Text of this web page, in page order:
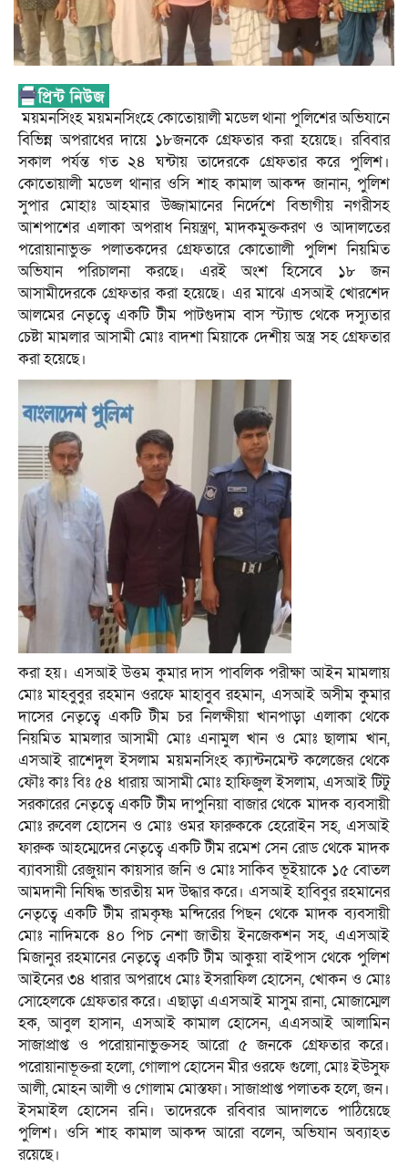
ময়মনসিংহ ময়মনসিংহে কোতোয়ালী মডেল থানা পুলিশের অভিযানে
বিভিন্ন অপরাধের দায়ে ১৮জনকে গ্রেফতার করা হয়েছে। রবিবার
সকাল পর্যন্ত গত ২৪ ঘন্টায় তাদেরকে গ্রেফতার করে পুলিশ।
কোতোয়ালী মডেল থানার ওসি শাহ কামাল আকন্দ জানান, পুলিশ
সুপার মোহাঃ আহমার উজ্জামানের নির্দেশে বিভাগীয় নগরীসহ
আশপাশের এলাকা অপরাধ নিয়ন্ত্রণ, মাদকমুক্তকরণ ও আদালতের
পরোয়ানাভুক্ত পলাতকদের গ্রেফতারে কোতোালী পুলিশ নিয়মিত
অভিযান পরিচালনা করছে। এরই অংশ হিসেবে ১৮ জন
আসামীদেরকে গ্রেফতার করা হয়েছে। এর মাঝে এসআই খোরশেদ
আলমের নেতৃত্বে একটি টীম পাটগুদাম বাস স্ট্যান্ড থেকে দস্যুতার
চেষ্টা মামলার আসামী মোঃ বাদশা মিয়াকে দেশীয় অস্ত্র সহ গ্রেফতার
করা হয়েছে।
করা হয়। এসআই উত্তম কুমার দাস পাবলিক পরীক্ষা আইন মামলায়
মোঃ মাহবুবুর রহমান ওরফে মাহাবুব রহমান, এসআই অসীম কুমার
দাসের নেতৃত্বে একটি টীম চর নিলক্ষীয়া খানপাড়া এলাকা থেকে
নিয়মিত মামলার আসামী মোঃ এনামুল খান ও মোঃ ছালাম খান,
এসআই রাশেদুল ইসলাম ময়মনসিংহ ক্যান্টনমেন্ট কলেজের থেকে
ফৌঃ কাঃ বিঃ ৫৪ ধারায় আসামী মোঃ হাফিজুল ইসলাম, এসআই টিটু
সরকারের নেতৃত্বে একটি টীম দাপুনিয়া বাজার থেকে মাদক ব্যবসায়ী
মোঃ রুবেল হোসেন ও মোঃ ওমর ফারুককে হেরোইন সহ, এসআই
ফারুক আহম্মেদের নেতৃত্বে একটি টীম রমেশ সেন রোড থেকে মাদক
ব্যাবসায়ী রেজুয়ান কায়সার জনি ও মোঃ সাকিব ভূইয়াকে ১৫ বোতল
আমদানী নিষিদ্ধ ভারতীয় মদ উদ্ধার করে। এসআই হাবিবুর রহমানের
নেতৃত্বে একটি টীম রামকৃষ্ণ মন্দিরের পিছন থেকে মাদক ব্যবসায়ী
মোঃ নাদিমকে ৪০ পিচ নেশা জাতীয় ইনজেকশন সহ, এএসআই
মিজানুর রহমানের নেতৃত্বে একটি টীম আকুয়া বাইপাস থেকে পুলিশ
আইনের ৩৪ ধারার অপরাধে মোঃ ইসরাফিল হোসেন, খোকন ও মোঃ
সোহেলকে গ্রেফতার করে। এছাড়া এএসআই মাসুম রানা, মোজাম্মেল
হক, আবুল হাসান, এসআই কামাল হোসেন, এএসআই আলামিন
সাজাপ্রাপ্ত ও পরোয়ানাভুক্তসহ আরো ৫ জনকে গ্রেফতার করে।
পরোয়ানাভূক্তরা হলো, গোলাপ হোসেন মীর ওরফে গুলো, মোঃ ইউসুফ
আলী, মোহন আলী ও গোলাম মোস্তফা। সাজাপ্রাপ্ত পলাতক হলে, জন।
ইসমাইল হোসেন রনি। তাদেরকে রবিবার আদালতে পাঠিয়েছে
পুলিশ। ওসি শাহ কামাল আকন্দ আরো বলেন, অভিযান অব্যাহত
রয়েছে।